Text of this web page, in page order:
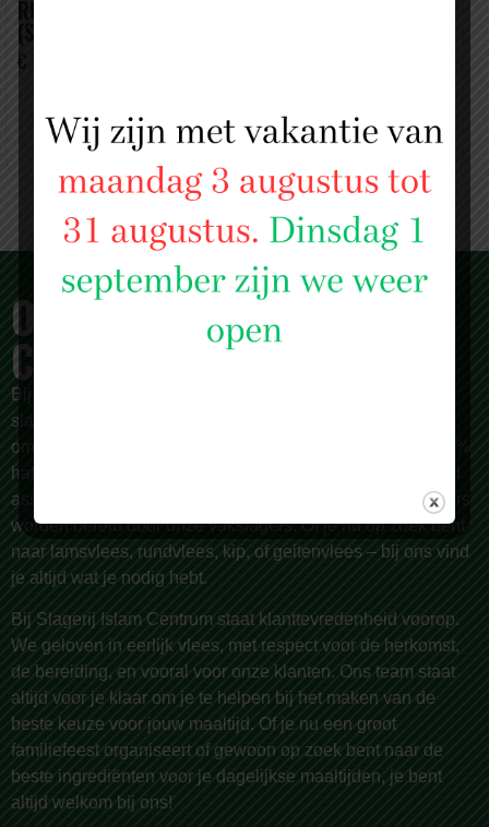
€ 13,49 PER KILO
OVER SLAGERIJ ISLAM
CENTRUM
Bij
slagerij. Al sinds 1987 zijn we een begrip in Rotterdam en
omstreken, bekend om onze zorgvuldige selectie van 100%
halal vlees van de hoogste kwaliteit. Wij bieden een breed
assortiment, met meer dan 150 producten die dagelijks vers
worden bereid door onze vakslagers. Of je nu op zoek bent
naar lamsvlees, rundvlees, kip, of geitenvlees – bij ons vind
je altijd wat je nodig hebt.
Bij Slagerij Islam Centrum staat klanttevredenheid voorop.
We geloven in eerlijk vlees, met respect voor de herkomst,
de bereiding, en vooral voor onze klanten. Ons team staat
altijd voor je klaar om je te helpen bij het maken van de
beste keuze voor jouw maaltijd. Of je nu een groot
familiefeest organiseert of gewoon op zoek bent naar de
beste ingrediënten voor je dagelijkse maaltijden, je bent
altijd welkom bij ons!